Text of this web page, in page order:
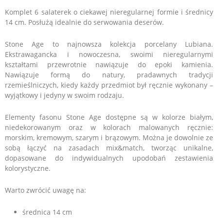
Komplet 6 salaterek o ciekawej nieregularnej formie i średnicy
14 cm. Posłużą idealnie do serwowania deserów.
Stone Age to najnowsza kolekcja porcelany Lubiana.
Ekstrawagancka i nowoczesna, swoimi nieregularnymi
kształtami przewrotnie nawiązuje do epoki kamienia.
Nawiązuje formą do natury, pradawnych tradycji
rzemieślniczych, kiedy każdy przedmiot był ręcznie wykonany –
wyjątkowy i jedyny w swoim rodzaju.
Elementy fasonu Stone Age dostępne są w kolorze białym,
niedekorowanym oraz w kolorach malowanych ręcznie:
morskim, kremowym, szarym i brązowym. Można je dowolnie ze
sobą łączyć na zasadach mix&match, tworząc unikalne,
dopasowane do indywidualnych upodobań zestawienia
kolorystyczne.
Warto zwrócić uwagę na:
średnica 14 cm